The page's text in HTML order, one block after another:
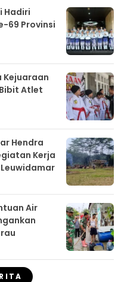
Hadiri
69 Provinsi
Kejuaraan
Atlet
Hendra
Kerja
Air